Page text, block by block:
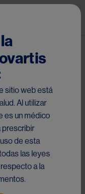
principal
clínicas,
sitio web está
Al utilizar
es un médico
prescribir
de esta
las leyes
a la